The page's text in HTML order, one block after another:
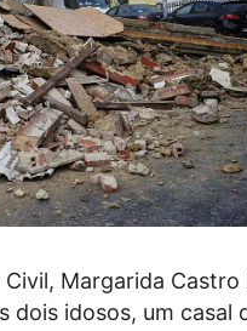
Margarida
dois idosos, um casal